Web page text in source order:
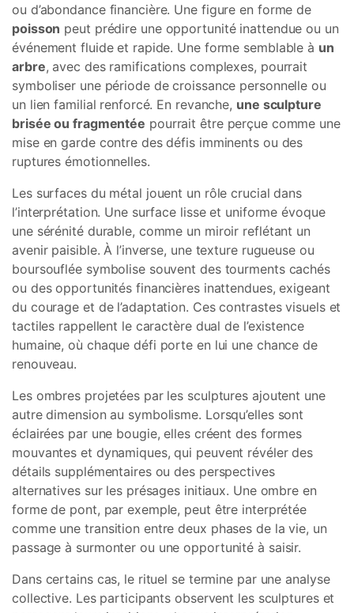
ou d’abondance financière. Une figure en forme de
poisson peut prédire une opportunité inattendue ou un
événement fluide et rapide. Une forme semblable à un
arbre, avec des ramifications complexes, pourrait
symboliser une période de croissance personnelle ou
un lien familial renforcé. En revanche, une sculpture
brisée ou fragmentée pourrait être perçue comme une
mise en garde contre des défis imminents ou des
ruptures émotionnelles.
Les surfaces du métal jouent un rôle crucial dans
l’interprétation. Une surface lisse et uniforme évoque
une sérénité durable, comme un miroir reflétant un
avenir paisible. À l’inverse, une texture rugueuse ou
boursouflée symbolise souvent des tourments cachés
ou des opportunités financières inattendues, exigeant
du courage et de l’adaptation. Ces contrastes visuels et
tactiles rappellent le caractère dual de l’existence
humaine, où chaque défi porte en lui une chance de
renouveau.
Les ombres projetées par les sculptures ajoutent une
autre dimension au symbolisme. Lorsqu’elles sont
éclairées par une bougie, elles créent des formes
mouvantes et dynamiques, qui peuvent révéler des
détails supplémentaires ou des perspectives
alternatives sur les présages initiaux. Une ombre en
forme de pont, par exemple, peut être interprétée
comme une transition entre deux phases de la vie, un
passage à surmonter ou une opportunité à saisir.
Dans certains cas, le rituel se termine par une analyse
collective. Les participants observent les sculptures et